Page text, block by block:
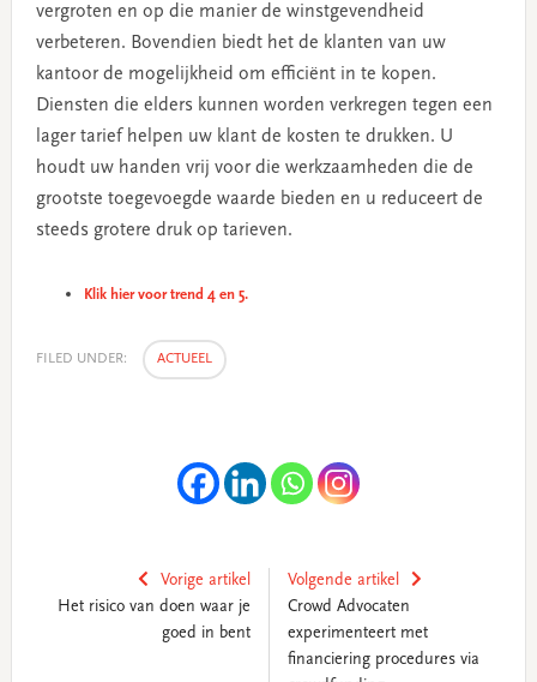
vergroten en op die manier de winstgevendheid
verbeteren. Bovendien biedt het de klanten van uw
kantoor de mogelijkheid om efficiënt in te kopen.
Diensten die elders kunnen worden verkregen tegen een
lager tarief helpen uw klant de kosten te drukken. U
houdt uw handen vrij voor die werkzaamheden die de
grootste toegevoegde waarde bieden en u reduceert de
steeds grotere druk op tarieven.
Klik hier voor trend 4 en 5.
FILED UNDER: ACTUEEL
Vorige artikel
Het risico van doen waar je
goed in bent
Volgende artikel
Crowd Advocaten
experimenteert met
financiering procedures via